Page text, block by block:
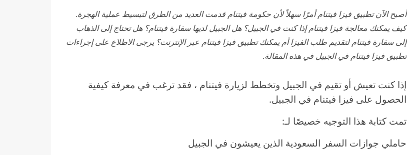
أصبح الآن تطبيق فيزا فيتنام أمرًا سهلاً لأن حكومة فيتنام قدمت العديد من الطرق لتبسيط عملية الهجرة.
كيف يمكنك معالجة فيزا فيتنام إذا كنت في الجبيل؟ هل الجبيل لديها سفارة فيتنام؟ هل تحتاج إلى الذهاب
إلى سفارة فيتنام لتقديم طلب الفيزا أم يمكنك تطبيق فيزا فيتنام عبر الإنترنت؟ يرجى الاطلاع على إجراءات
تطبيق فيزا فيتنام في الجبيل في هذه المقالة.
إذا كنت تعيش أو تقيم في الجبيل وتخطط لزيارة فيتنام ، فقد ترغب في معرفة كيفية
الحصول على فيزا فيتنام في الجبيل.
تمت كتابة هذا التوجيه خصيصًا لـ:
حاملي جوازات السفر السعودية الذين يعيشون في الجبيل